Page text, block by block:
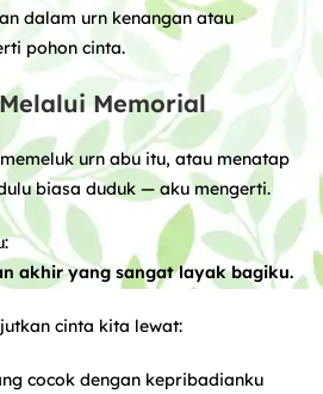
dalam urn kenangan atau
pohon cinta.
Memorial
urn abu itu, atau menatap
biasa duduk — aku mengerti.
akhir yang sangat layak bagiku.
cinta kita lewat:
cocok dengan kepribadianku